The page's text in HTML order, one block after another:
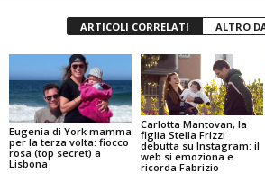
ARTICOLI CORRELATI ALTRO
Eugenia di York mamma
per la terza volta: fiocco
rosa (top secret) a
Lisbona
Carlotta Mantovan, la
figlia Stella Frizzi
debutta su Instagram: il
web si emoziona e
ricorda Fabrizio